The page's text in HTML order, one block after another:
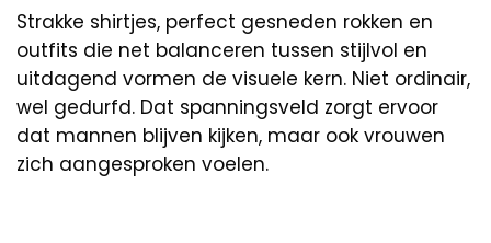
Strakke shirtjes, perfect gesneden rokken en
outfits die net balanceren tussen stijlvol en
uitdagend vormen de visuele kern. Niet ordinair,
wel gedurfd. Dat spanningsveld zorgt ervoor
dat mannen blijven kijken, maar ook vrouwen
zich aangesproken voelen.